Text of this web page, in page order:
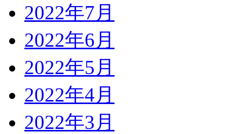
2022年7月
2022年6月
2022年5月
2022年4月
2022年3月